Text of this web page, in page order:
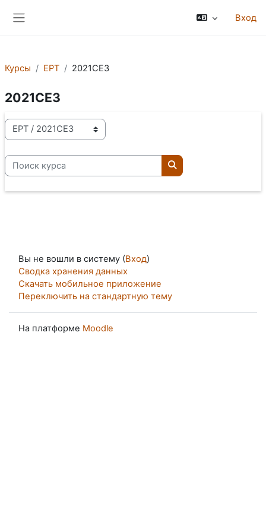
Вход
Курсы EPT 2021CE3
2021CE3
Категории курсов
Поиск курса
Поиск курса
Вы не вошли в систему (Вход)
Сводка хранения данных
Скачать мобильное приложение
Переключить на стандартную тему
На платформе Moodle